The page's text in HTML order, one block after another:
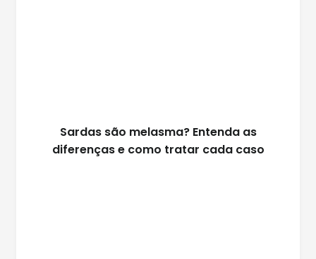
Sardas são melasma? Entenda as
diferenças e como tratar cada caso